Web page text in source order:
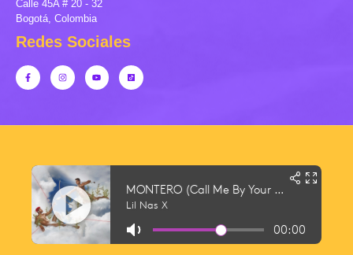
Calle 45A # 20 - 32
Bogotá, Colombia
Redes Sociales